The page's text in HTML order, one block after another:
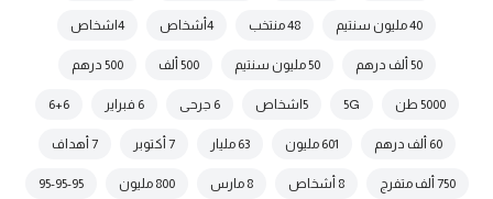
40 مليون سنتيم 48 منتخب 4أشخاص 4اشخاص
50 ألف درهم 50 مليون سنتيم 500 ألف 500 درهم
5000 طن 5G 5اشخاص 6 جرحى 6 فبراير 6+6
60 ألف درهم 601 مليون 63 مليار 7 أكتوبر 7 أهداف
750 ألف متفرج 8 أشخاص 8 مارس 800 مليون 95-95-95